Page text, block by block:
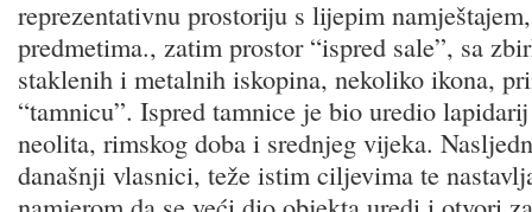
reprezentativnu prostoriju s lijepim
predmetima., zatim prostor “ispred sale”, sa
staklenih i metalnih iskopina, nekoliko ikona,
“tamnicu”. Ispred tamnice je bio uredio
neolita, rimskog doba i srednjeg vijeka.
današnji vlasnici, teže istim ciljevima te